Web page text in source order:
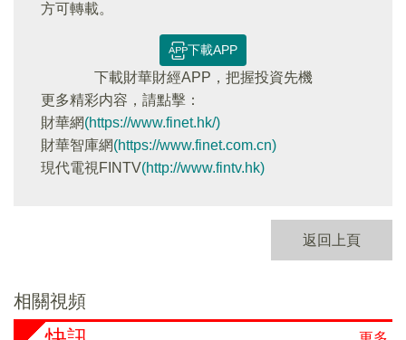
方可轉載。
下載APP
下載財華財經APP，把握投資先機
更多精彩内容，請點擊：
財華網(https://www.finet.hk/)
財華智庫網(https://www.finet.com.cn)
現代電視FINTV(http://www.fintv.hk)
返回上頁
相關視頻